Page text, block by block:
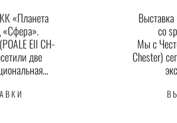
«Планета
«Сфера».
Ell CH-
две
со
Мы с
Chester)